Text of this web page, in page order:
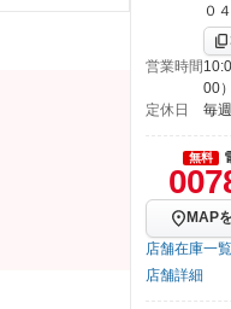
０４
営業時間
00）
定休日
毎
無料
MAP
店舗在庫一覧
店舗詳細